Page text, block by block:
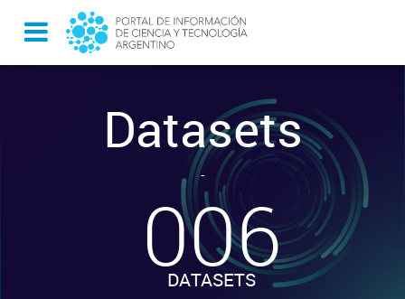
Datasets
-
006
DATASETS